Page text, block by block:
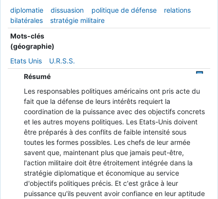
diplomatie
dissuasion politique de défense
relations
bilatérales
stratégie militaire
Mots-clés
(géographie)
Etats Unis
U.R.S.S.
Résumé
Les responsables politiques américains ont pris acte du
fait que la défense de leurs intérêts requiert la
coordination de la puissance avec des objectifs concrets
et les autres moyens politiques. Les Etats-Unis doivent
être préparés à des conflits de faible intensité sous
toutes les formes possibles. Les chefs de leur armée
savent que, maintenant plus que jamais peut-être,
l'action militaire doit être étroitement intégrée dans la
stratégie diplomatique et économique au service
d'objectifs politiques précis. Et c'est grâce à leur
puissance qu'ils peuvent avoir confiance en leur aptitude